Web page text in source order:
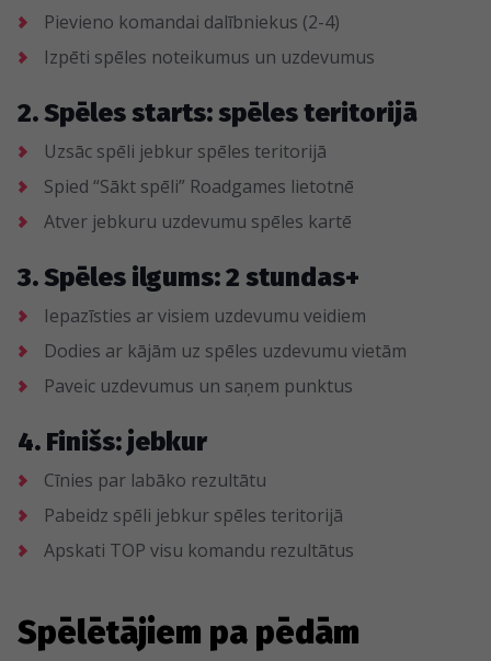
Pievieno komandai dalībniekus (2-4)
Izpēti spēles noteikumus un uzdevumus
2. Spēles starts: spēles teritorijā
Uzsāc spēli jebkur spēles teritorijā
Spied “Sākt spēli” Roadgames lietotnē
Atver jebkuru uzdevumu spēles kartē
3. Spēles ilgums: 2 stundas+
Iepazīsties ar visiem uzdevumu veidiem
Dodies ar kājām uz spēles uzdevumu vietām
Paveic uzdevumus un saņem punktus
4. Finišs: jebkur
Cīnies par labāko rezultātu
Pabeidz spēli jebkur spēles teritorijā
Apskati TOP visu komandu rezultātus
Spēlētājiem pa pēdām